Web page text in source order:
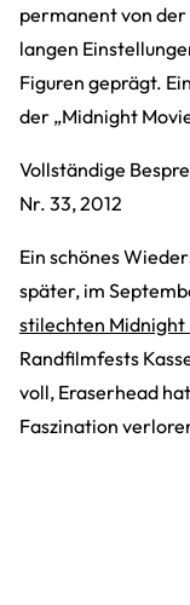
permanent von
langen
Figuren geprägt.
der „Midnight
Vollständige
Nr. 33, 2012
Ein schönes
später, im
stilechten
Randfilmfests
voll, Eraserhead
Faszination